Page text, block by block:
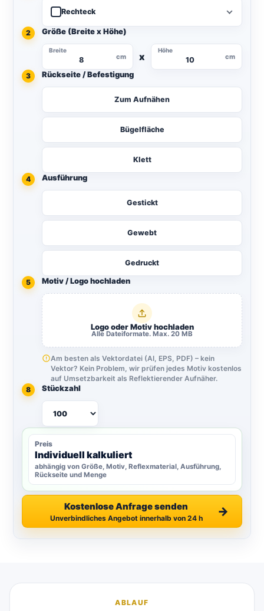
Rechteck
2 Größe (Breite x Höhe)
Breite
cm x
Höhe
cm
3 Rückseite / Befestigung
Zum Aufnähen
Bügelfläche
Klett
4 Ausführung
Gestickt
Gewebt
Gedruckt
5 Motiv / Logo hochladen
Logo oder Motiv hochladen
Alle Dateiformate. Max. 20 MB
Am besten als Vektordatei (AI, EPS, PDF) – kein
Vektor? Kein Problem, wir prüfen jedes Motiv kostenlos
auf Umsetzbarkeit als Reflektierender Aufnäher.
8
Stückzahl
Preis
Individuell kalkuliert
abhängig von Größe, Motiv, Reflexmaterial, Ausführung,
Rückseite und Menge
Kostenlose Anfrage senden →
Unverbindliches Angebot innerhalb von 24 h
ABLAUF